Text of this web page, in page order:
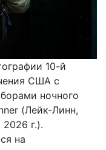
10-й
США с
ночного
(Лейк-Линн,
г.).
на